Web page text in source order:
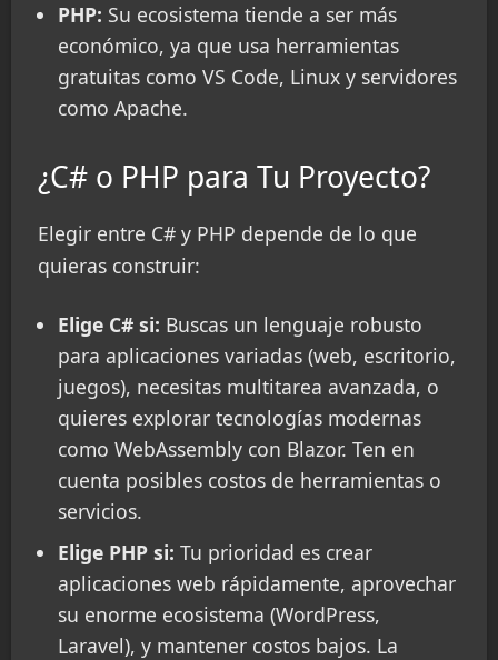
PHP: Su ecosistema tiende a ser más
económico, ya que usa herramientas
gratuitas como VS Code, Linux y servidores
como Apache.
¿C# o PHP para Tu Proyecto?
Elegir entre C# y PHP depende de lo que
quieras construir:
Elige C# si: Buscas un lenguaje robusto
para aplicaciones variadas (web, escritorio,
juegos), necesitas multitarea avanzada, o
quieres explorar tecnologías modernas
como WebAssembly con Blazor. Ten en
cuenta posibles costos de herramientas o
servicios.
Elige PHP si: Tu prioridad es crear
aplicaciones web rápidamente, aprovechar
su enorme ecosistema (WordPress,
Laravel), y mantener costos bajos. La